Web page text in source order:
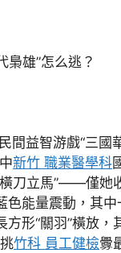
雄”怎么逃？
間益智游戲“三國
新竹 職業醫學科
橫刀立馬”——僅她
色能量震動，其
形“關羽”橫放，
竹科 員工健檢釁